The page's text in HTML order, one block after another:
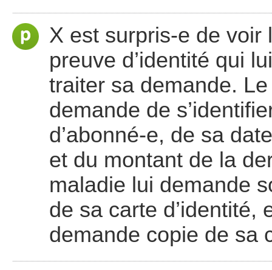
X est surpris-e de voir
preuve d’identité qui
traiter sa demande.
demande de
d’abonné-e, de sa
et du montant de la
maladie lui demande
de sa carte d’identité,
demande copie de sa